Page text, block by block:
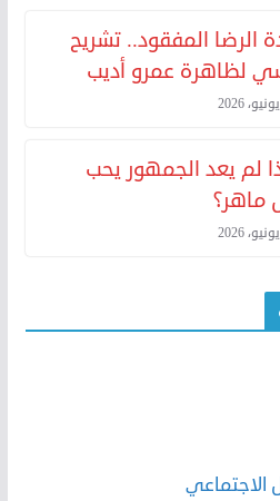
الرضا المفقود.. تشريح
لظاهرة عمرو أديب
لم يعد الجمهور يحب
ماهر؟
الاجتماعي